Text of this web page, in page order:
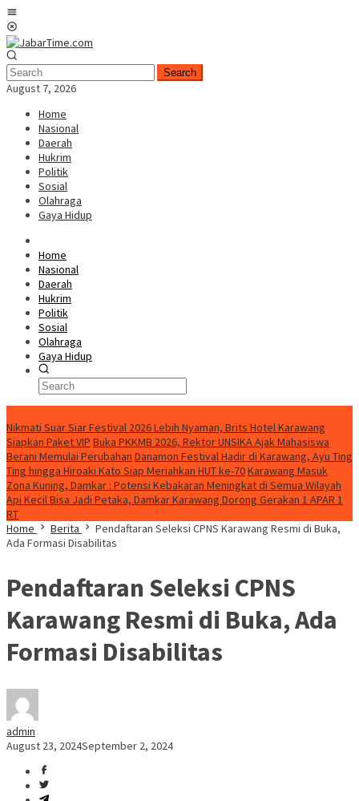
Skip
to
content
Search
August 7, 2026
Home
Nasional
Daerah
Hukrim
Politik
Sosial
Olahraga
Gaya Hidup
Home
Nasional
Daerah
Hukrim
Politik
Sosial
Olahraga
Gaya Hidup
Nikmati Suar Siar Festival 2026 Lebih Nyaman, Brits Hotel Karawang
Siapkan Paket VIP Buka PKKMB 2026, Rektor UNSIKA Ajak Mahasiswa
Berani Memulai Perubahan Danamon Festival Hadir di Karawang, Ayu Ting
Ting hingga Hiroaki Kato Siap Meriahkan HUT ke-70Karawang Masuk
Zona Kuning, Damkar : Potensi Kebakaran Meningkat di Semua Wilayah
Api Kecil Bisa Jadi Petaka, Damkar Karawang Dorong Gerakan 1 APAR 1
RT
Home
Berita
Pendaftaran Seleksi CPNS Karawang Resmi di Buka,
Ada Formasi Disabilitas
Pendaftaran Seleksi CPNS
Karawang Resmi di Buka, Ada
Formasi Disabilitas
admin
August 23, 2024September 2, 2024